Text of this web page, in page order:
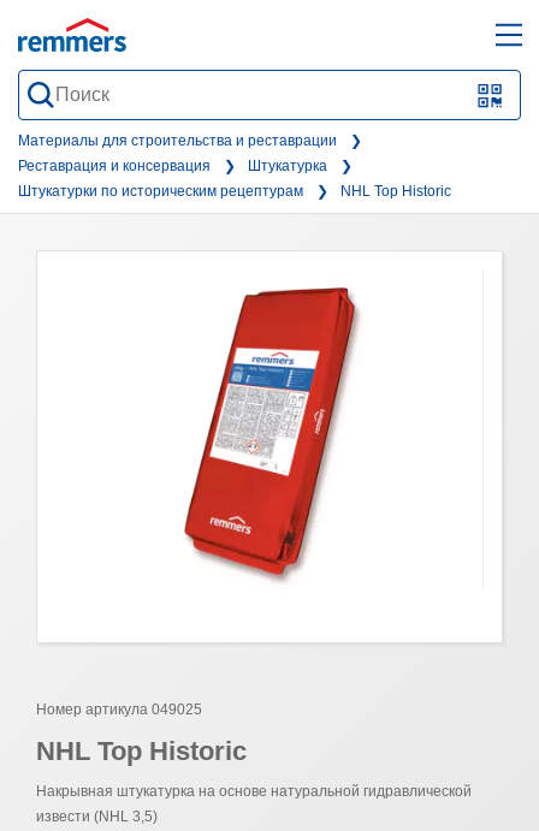
QR-
form
Материалы для строительства и реставрации
Реставрация и консервация
Штукатурка
Штукатурки по историческим рецептурам
NHL Top Historic
Номер артикула 049025
NHL Top Historic
Накрывная штукатурка на основе натуральной гидравлической
извести (NHL 3,5)